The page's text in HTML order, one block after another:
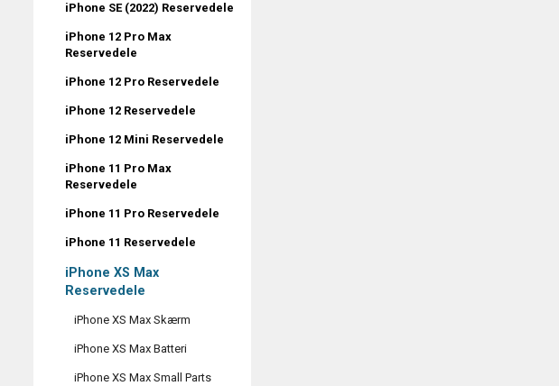
iPhone SE (2022) Reservedele
iPhone 12 Pro Max
Reservedele
iPhone 12 Pro Reservedele
iPhone 12 Reservedele
iPhone 12 Mini Reservedele
iPhone 11 Pro Max
Reservedele
iPhone 11 Pro Reservedele
iPhone 11 Reservedele
iPhone XS Max
Reservedele
iPhone XS Max Skærm
iPhone XS Max Batteri
iPhone XS Max Small Parts